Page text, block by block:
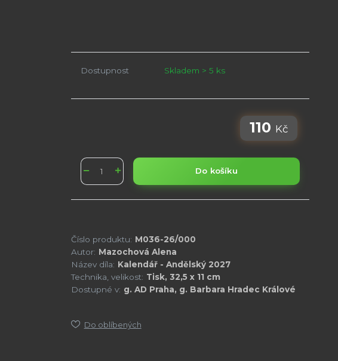
Dostupnost Skladem > 5 ks
110 Kč
Do košíku
Číslo produktu: M036-26/000
Autor: Mazochová Alena
Název díla: Kalendář - Andělský 2027
Technika, velikost: Tisk, 32,5 x 11 cm
Dostupné v: g. AD Praha, g. Barbara Hradec Králové
Do oblíbených